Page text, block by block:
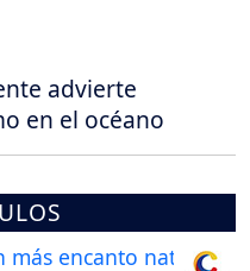
advierte
en el océano